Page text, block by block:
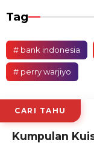
Tag
# bank indonesia
# perry warjiyo
CARI TAHU
Kumpulan